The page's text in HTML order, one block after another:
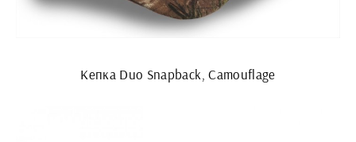
Кепка Duo Snapback, Camouflage